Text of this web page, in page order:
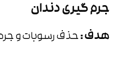
جرم گیری دندان
هدف :حذف رسوبات و